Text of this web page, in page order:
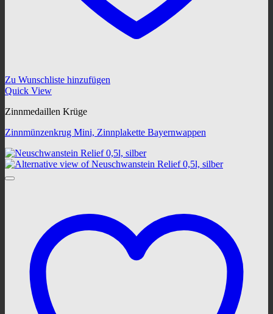
Zu Wunschliste hinzufügen
Quick View
Zinnmedaillen Krüge
Zinnmünzenkrug Mini, Zinnplakette Bayernwappen